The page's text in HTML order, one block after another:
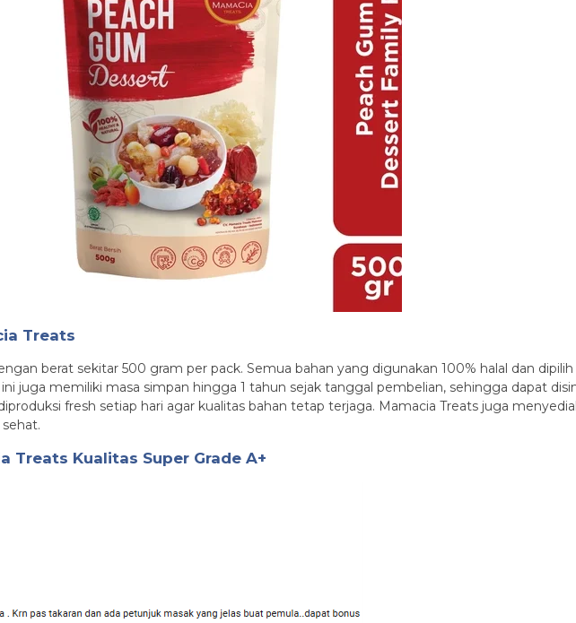
Treats
berat sekitar 500 gram per pack. Semua bahan yang digunakan 100% halal dan
juga memiliki masa simpan hingga 1 tahun sejak tanggal pembelian, sehingga dapat
fresh setiap hari agar kualitas bahan tetap terjaga. Mamacia Treats juga
Treats Kualitas Super Grade A+